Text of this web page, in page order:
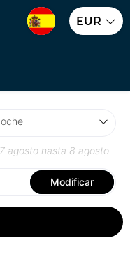
EUR
7 agosto hasta 8 agosto
Modificar